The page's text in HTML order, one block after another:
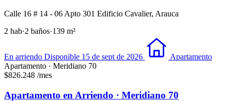
Calle 16 # 14 - 06 Apto 301 Edificio Cavalier, Arauca
2 hab·2 baños·139 m²
En arriendo Disponible 15 de sept de 2026
Apartamento
Apartamento · Meridiano 70
$826.248 /mes
Apartamento en Arriendo · Meridiano 70